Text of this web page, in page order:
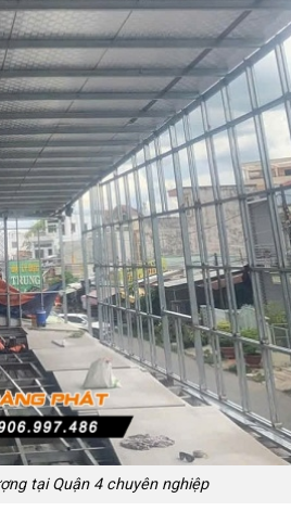
tại Quận 4 chuyên nghiệp